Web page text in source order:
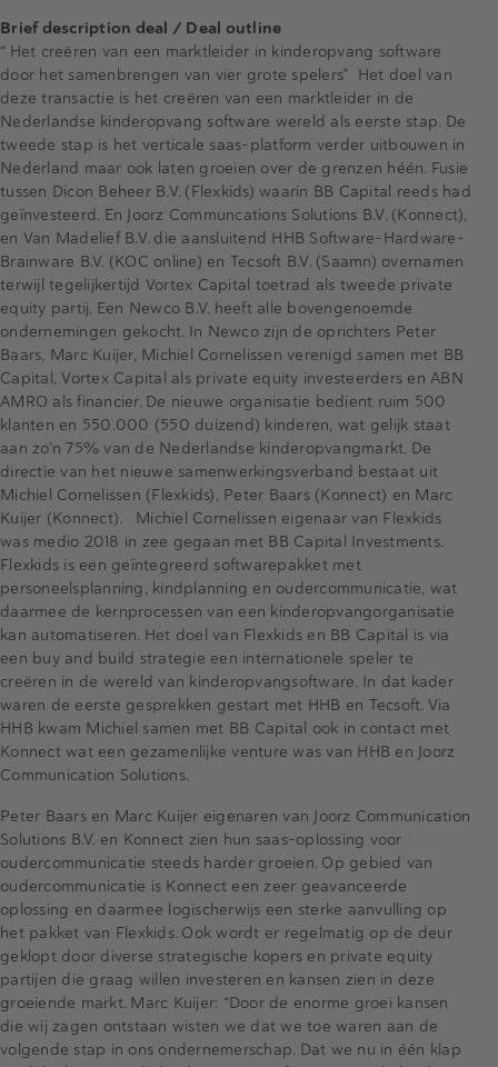
Brief description deal / Deal outline
“ Het creëren van een marktleider in kinderopvang software
door het samenbrengen van vier grote spelers” Het doel van
deze transactie is het creëren van een marktleider in de
Nederlandse kinderopvang software wereld als eerste stap. De
tweede stap is het verticale saas-platform verder uitbouwen in
Nederland maar ook laten groeien over de grenzen héén. Fusie
tussen Dicon Beheer B.V. (Flexkids) waarin BB Capital reeds had
geïnvesteerd. En Joorz Communcations Solutions B.V. (Konnect),
en Van Madelief B.V. die aansluitend HHB Software-Hardware-
Brainware B.V. (KOC online) en Tecsoft B.V. (Saamn) overnamen
terwijl tegelijkertijd Vortex Capital toetrad als tweede private
equity partij. Een Newco B.V. heeft alle bovengenoemde
ondernemingen gekocht. In Newco zijn de oprichters Peter
Baars, Marc Kuijer, Michiel Cornelissen verenigd samen met BB
Capital, Vortex Capital als private equity investeerders en ABN
AMRO als financier. De nieuwe organisatie bedient ruim 500
klanten en 550.000 (550 duizend) kinderen, wat gelijk staat
aan zo’n 75% van de Nederlandse kinderopvangmarkt. De
directie van het nieuwe samenwerkingsverband bestaat uit
Michiel Cornelissen (Flexkids), Peter Baars (Konnect) en Marc
Kuijer (Konnect). Michiel Cornelissen eigenaar van Flexkids
was medio 2018 in zee gegaan met BB Capital Investments.
Flexkids is een geïntegreerd softwarepakket met
personeelsplanning, kindplanning en oudercommunicatie, wat
daarmee de kernprocessen van een kinderopvangorganisatie
kan automatiseren. Het doel van Flexkids en BB Capital is via
een buy and build strategie een internationele speler te
creëren in de wereld van kinderopvangsoftware. In dat kader
waren de eerste gesprekken gestart met HHB en Tecsoft. Via
HHB kwam Michiel samen met BB Capital ook in contact met
Konnect wat een gezamenlijke venture was van HHB en Joorz
Communication Solutions.
Peter Baars en Marc Kuijer eigenaren van Joorz Communication
Solutions B.V. en Konnect zien hun saas-oplossing voor
oudercommunicatie steeds harder groeien. Op gebied van
oudercommunicatie is Konnect een zeer geavanceerde
oplossing en daarmee logischerwijs een sterke aanvulling op
het pakket van Flexkids. Ook wordt er regelmatig op de deur
geklopt door diverse strategische kopers en private equity
partijen die graag willen investeren en kansen zien in deze
groeiende markt. Marc Kuijer: “Door de enorme groei kansen
die wij zagen ontstaan wisten we dat we toe waren aan de
volgende stap in ons ondernemerschap. Dat we nu in één klap